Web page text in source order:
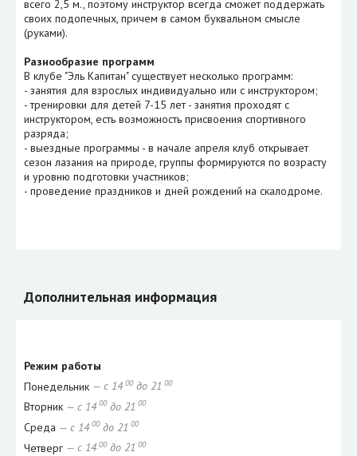
всего 2,5 м., поэтому инструктор всегда сможет поддержать
своих подопечных, причем в самом буквальном смысле
(руками).
Разнообразие программ
В клубе "Эль Капитан" существует несколько программ:
- занятия для взрослых индивидуально или с инструктором;
- тренировки для детей 7-15 лет - занятия проходят с
инструктором, есть возможность присвоения спортивного
разряда;
- выездные программы - в начале апреля клуб открывает
сезон лазания на природе, группы формируются по возрасту
и уровню подготовки участников;
- проведение праздников и дней рождений на скалодроме.
Дополнительная информация
Режим работы
Понедельник — с 14 00до 21 00
Вторник — с 14 00до 21 00
Среда — с 14 00до 21 00
Четверг — с 14 00до 21 00